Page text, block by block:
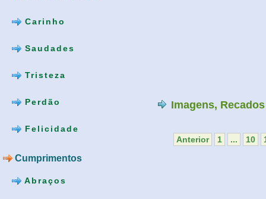
Carinho
Saudades
Tristeza
Perdão
Felicidade
Cumprimentos
Abraços
Imagens,
Anterior 1 ... 10